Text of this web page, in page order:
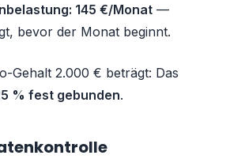
145 €/Monat —
bevor der Monat beginnt.
Gehalt 2.000 € beträgt: Das
% fest gebunden.